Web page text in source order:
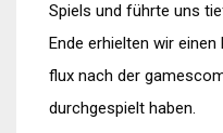
Spiels und führte uns
Ende erhielten wir
flux nach der
durchgespielt haben.